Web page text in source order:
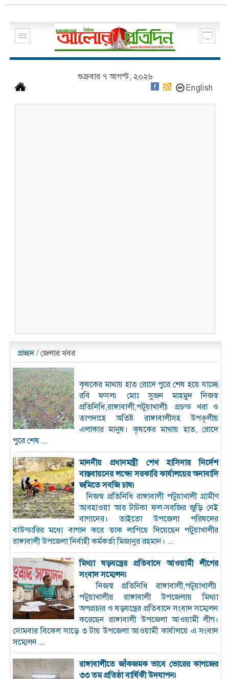
শুক্রবার ৭ আগস্ট, ২০২৬
English
প্রচ্ছদ/ জেলার খবর
কৃষকের মাথায় হাত রোদে পুরে শেষ হয়ে যাচ্ছে
রবি ফসল৷ মোঃ সুজন মাহমুদ নিজস্ব
প্রতিনিধি,রাঙ্গাবালী,পটুয়াখালী৷ প্রচন্ড খরা ও
তাপদাহে অতিষ্ট রাঙ্গাবালীসহ উপকূলীয়
এলাকার মানুষ। কৃষকের মাথায় হাত, রোদে
পুরে শেষ ...
মাননীয় প্রধানমন্ত্রী শেখ হাসিনার নির্দেশ
বাস্তবায়নের লক্ষ্যে সরকারি কার্যালয়ের অনাবাদি
জমিতে সবজি চাষ৷
নিজস্ব প্রতিনিধি রাঙ্গাবালী পটুয়াখালী গ্রামীণ
আবহাওয়া আর টাটকা ফল-সবজির জুড়ি নেই
বাগানের। তাইতো উপজেলা পরিষদের
বাউন্ডারির মধ্যে বাগান করে তাক লাগিয়ে দিয়েছেন পটুয়াখালীর
রাঙ্গাবালী উপজেলা নির্বাহী কর্মকর্তা মিজানুর রহমান। ...
মিথ্যা ষড়যন্ত্রের প্রতিবাদে আওয়ামী লীগের
সংবাদ সম্মেলন৷
নিজস্ব প্রতিনিধি রাঙ্গাবালী,পটুয়াখালী৷
পটুয়াখালীর রাঙ্গাবালী উপজেলায় মিথ্যা
অপপ্রচার ও ষড়যন্ত্রের প্রতিবাদে সংবাদ সম্মেলন
করেছেন রাঙ্গাবালী উপজেলা আওয়ামী লীগ।
সোমবার বিকেল সাড়ে ৩ টায় উপজেলা আওয়ামী কার্যালয়ে এ সংবাদ
সম্মেলন ...
রাঙ্গাবালীতে জাঁকজমক ভাবে ভোরের কাগজের
৩৩ তম প্রতিষ্ঠা বার্ষিকী উদযাপন৷